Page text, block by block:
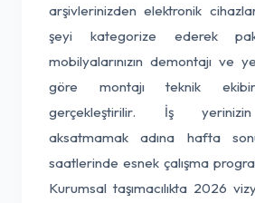
arşivlerinizden elektronik
şeyi kategorize ederek
mobilyalarınızın demontajı ve
göre montajı teknik
gerçekleştirilir. İş
aksatmamak adına hafta
saatlerinde esnek çalışma
Kurumsal taşımacılıkta 2026